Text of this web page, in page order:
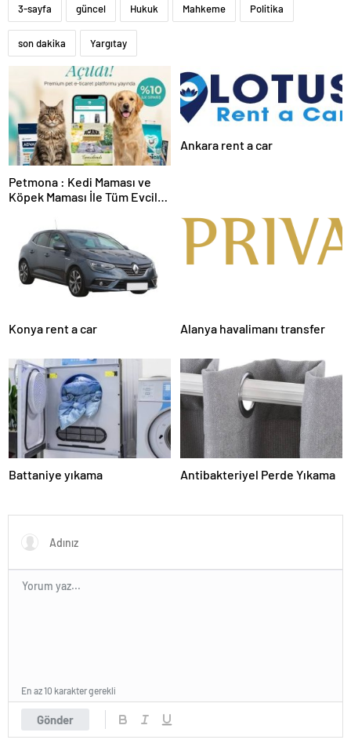
3-sayfa güncel Hukuk Mahkeme Politika
son dakika Yargıtay
Petmona : Kedi Maması ve
Köpek Maması İle Tüm Evcil
Ankara rent a car
Konya rent a car Alanya havalimanı transfer
Battaniye yıkama Antibakteriyel Perde Yıkama
Gönder
En az 10 karakter gerekli